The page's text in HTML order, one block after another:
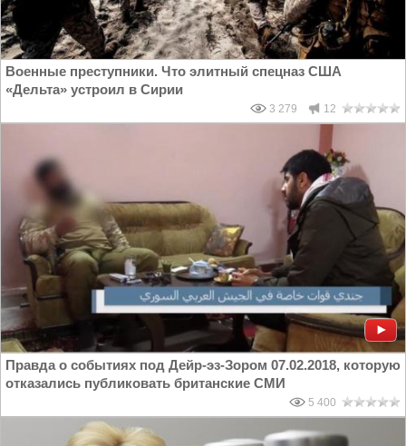
Военные преступники. Что элитный спецназ США
«Дельта» устроил в Сирии
3 279 12
Правда о событиях под Дейр-эз-Зором 07.02.2018, которую
отказались публиковать британские СМИ
5 400